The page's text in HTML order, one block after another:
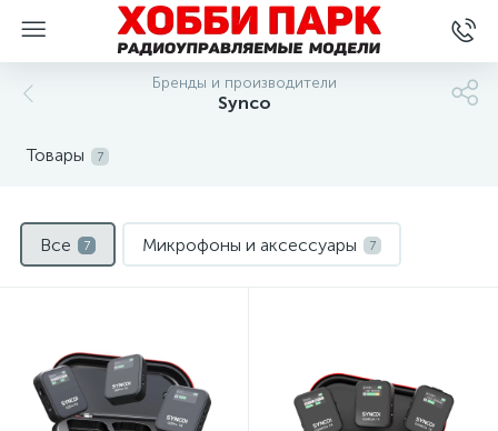
Бренды и производители
Synco
Товары 7
Все 7 Микрофоны и аксессуары 7